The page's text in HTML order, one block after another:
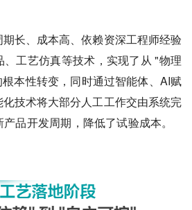
长、成本高、依赖资深工程师经验
工艺仿真等技术，实现了从 "物理
本性转变，同时通过智能体、AI赋
技术将大部分人工工作交由系统完
品开发周期，降低了试验成本。